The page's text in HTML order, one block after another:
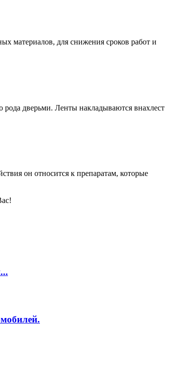
материалов, для снижения сроков работ и
рода дверьми. Ленты накладываются внахлест
он относится к препаратам, которые